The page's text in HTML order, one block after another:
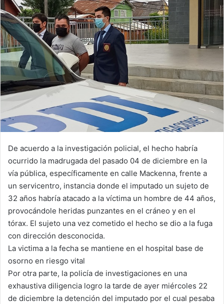
De acuerdo a la investigación policial, el hecho habría
ocurrido la madrugada del pasado 04 de diciembre en la
vía pública, específicamente en calle Mackenna, frente a
un servicentro, instancia donde el imputado un sujeto de
32 años habría atacado a la víctima un hombre de 44 años,
provocándole heridas punzantes en el cráneo y en el
tórax. El sujeto una vez cometido el hecho se dio a la fuga
con dirección desconocida.
La victima a la fecha se mantiene en el hospital base de
osorno en riesgo vital
Por otra parte, la policía de investigaciones en una
exhaustiva diligencia logro la tarde de ayer miércoles 22
de diciembre la detención del imputado por el cual pesaba